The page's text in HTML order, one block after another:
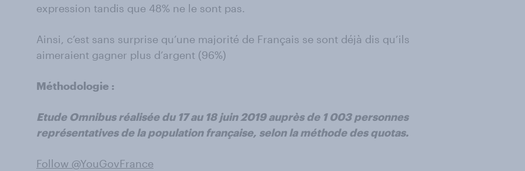
expression tandis que 48% ne le sont pas.
Ainsi, c’est sans surprise qu’une majorité de Français se sont déjà dis qu’ils
aimeraient gagner plus d’argent (96%)
Méthodologie :
Etude Omnibus réalisée du 17 au 18 juin 2019 auprès de 1 003 personnes
représentatives de la population française, selon la méthode des quotas.
Follow @YouGovFrance